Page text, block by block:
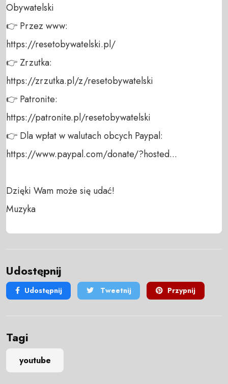
Obywatelski
👉 Przez www:
https://resetobywatelski.pl/
👉 Zrzutka:
https://zrzutka.pl/z/resetobywatelski
👉 Patronite:
https://patronite.pl/resetobywatelski
👉 Dla wpłat w walutach obcych Paypal:
https://www.paypal.com/donate/?hosted...
Dzięki Wam może się udać!
Muzyka
Udostępnij
Udostępnij Tweetnij Przypnij
Tagi
youtube